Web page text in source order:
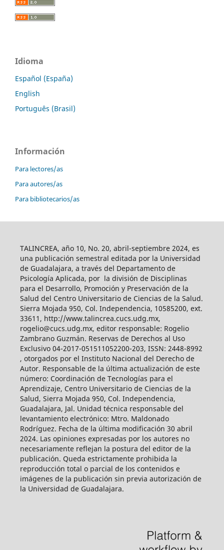
Idioma
Español (España)
English
Português (Brasil)
Información
Para lectores/as
Para autores/as
Para bibliotecarios/as
TALINCREA, año 10, No. 20, abril-septiembre 2024, es
una publicación semestral editada por la Universidad
de Guadalajara, a través del Departamento de
Psicología Aplicada, por la división de Disciplinas
para el Desarrollo, Promoción y Preservación de la
Salud del Centro Universitario de Ciencias de la Salud.
Sierra Mojada 950, Col. Independencia, 10585200, ext.
33611, http://www.talincrea.cucs.udg.mx,
rogelio@cucs.udg.mx, editor responsable: Rogelio
Zambrano Guzmán. Reservas de Derechos al Uso
Exclusivo 04-2017-051511052200-203, ISSN: 2448-8992
, otorgados por el Instituto Nacional del Derecho de
Autor. Responsable de la última actualización de este
número: Coordinación de Tecnologías para el
Aprendizaje, Centro Universitario de Ciencias de la
Salud, Sierra Mojada 950, Col. Independencia,
Guadalajara, Jal. Unidad técnica responsable del
levantamiento electrónico: Mtro. Maldonado
Rodríguez. Fecha de la última modificación 30 abril
2024. Las opiniones expresadas por los autores no
necesariamente reflejan la postura del editor de la
publicación. Queda estrictamente prohibida la
reproducción total o parcial de los contenidos e
imágenes de la publicación sin previa autorización de
la Universidad de Guadalajara.